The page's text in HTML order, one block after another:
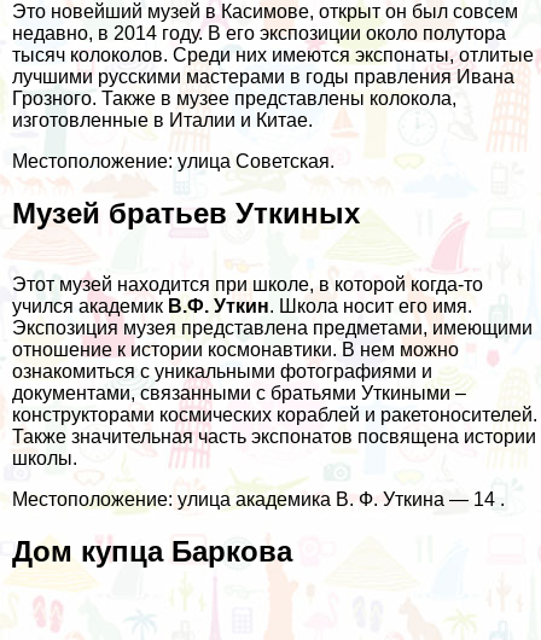
Это новейший музей в Касимове, открыт он был совсем
недавно, в 2014 году. В его экспозиции около полутора
тысяч колоколов. Среди них имеются экспонаты, отлитые
лучшими русскими мастерами в годы правления Ивана
Грозного. Также в музее представлены колокола,
изготовленные в Италии и Китае.
Местоположение: улица Советская.
Музей братьев Уткиных
Этот музей находится при школе, в которой когда-то
учился академик В.Ф. Уткин. Школа носит его имя.
Экспозиция музея представлена предметами, имеющими
отношение к истории космонавтики. В нем можно
ознакомиться с уникальными фотографиями и
документами, связанными с братьями Уткиными –
конструкторами космических кораблей и ракетоносителей.
Также значительная часть экспонатов посвящена истории
школы.
Местоположение: улица академика В. Ф. Уткина — 14 .
Дом купца Баркова